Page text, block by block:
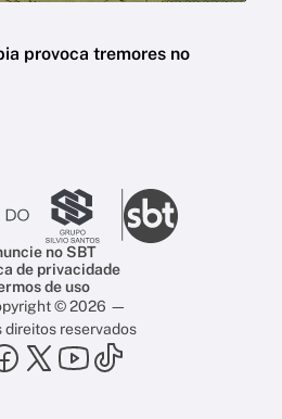
provoca tremores no
no SBT
de privacidade
de uso
© 2026 —
direitos reservados